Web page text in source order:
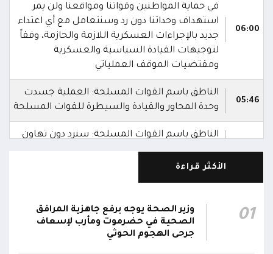
06:00
في حماية المواطنين وقواتنا ومواقعنا ولن يمر
استهداف وحداتنا دون رد وسنتعامل مع أي اعتداء
جديد بالإجراءات العسكرية اللازمة والحازمة، وفقاً
لتوجيهات القيادة السياسية والعسكرية
ومقتضيات الموقف العملياتي
05:46
الناطق باسم القوات المسلحة: العملية جسدت
وحدة المحاور والقيادة والسيطرة للقوات المسلحة
الناطق باسم القوات المسلحة: سنرد دون تهاون
حال استمرت اعتداءات الحوثيين الغادرة
05:34
المقاومة الوطنية تصد هجوماً حوثياً في جبهتي
الحيمة بالتحيتا وحيس جنوب الحديدة
الأكثر قراءة
01
وزير الصحة يوجه برفع جاهزية المرافق
الصحية في حضرموت ومأرب لإسعاف
جرحى الهجوم الحوثي